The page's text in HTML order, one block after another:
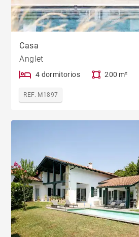
Casa
Anglet
4 dormitorios 200 m²
REF. M1897